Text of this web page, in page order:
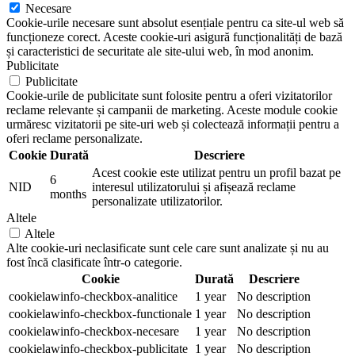
Necesare
Cookie-urile necesare sunt absolut esențiale pentru ca site-ul web să
funcționeze corect. Aceste cookie-uri asigură funcționalități de bază
și caracteristici de securitate ale site-ului web, în mod anonim.
Publicitate
Publicitate
Cookie-urile de publicitate sunt folosite pentru a oferi vizitatorilor
reclame relevante și campanii de marketing. Aceste module cookie
urmăresc vizitatorii pe site-uri web și colectează informații pentru a
oferi reclame personalizate.
Cookie Durată Descriere
NID
6
months
Acest cookie este utilizat pentru un profil bazat pe
interesul utilizatorului și afișează reclame
personalizate utilizatorilor.
Altele
Altele
Alte cookie-uri neclasificate sunt cele care sunt analizate și nu au
fost încă clasificate într-o categorie.
Cookie
Durată
Descriere
cookielawinfo-checkbox-analitice
1 year
No description
cookielawinfo-checkbox-functionale 1 year
No description
cookielawinfo-checkbox-necesare
1 year
No description
cookielawinfo-checkbox-publicitate 1 year
No description